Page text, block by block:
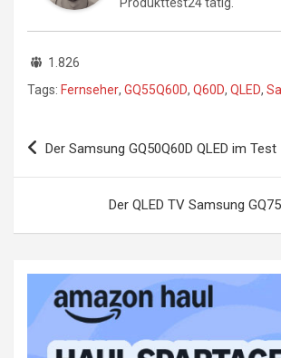
1.826
Tags: Fernseher, GQ55Q60D, Q60D, QLED,
Beitragsnavigation
Der Samsung GQ50Q60D QLED im Test
Der QLED TV Samsung